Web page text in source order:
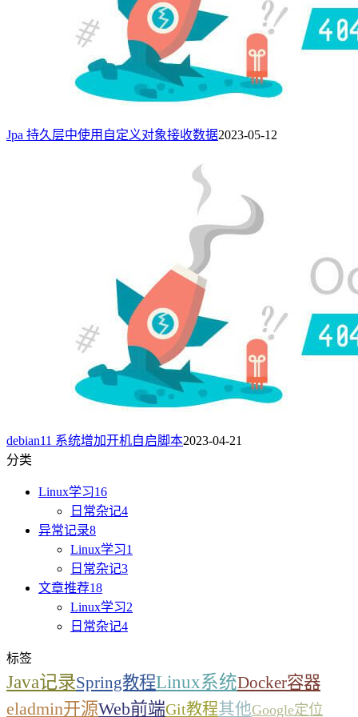
Jpa 持久层中使用自定义对象接收数据2023-05-12
debian11 系统增加开机自启脚本2023-04-21
分类
Linux学习16
日常杂记4
异常记录8
Linux学习1
日常杂记3
文章推荐18
Linux学习2
日常杂记4
标签
Java记录Spring教程Linux系统Docker容器
eladmin开源Web前端Git教程其他Google定位